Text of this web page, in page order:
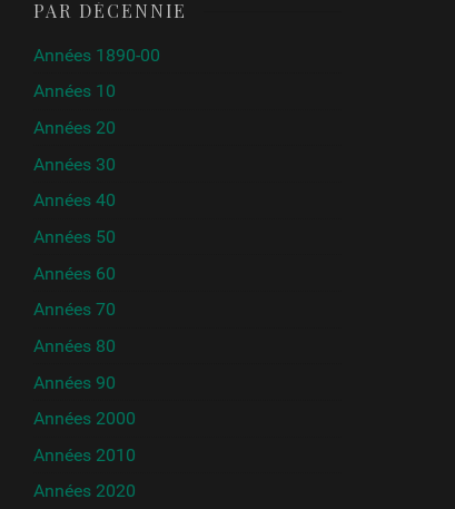
PAR DÉCENNIE
Années 1890-00
Années 10
Années 20
Années 30
Années 40
Années 50
Années 60
Années 70
Années 80
Années 90
Années 2000
Années 2010
Années 2020